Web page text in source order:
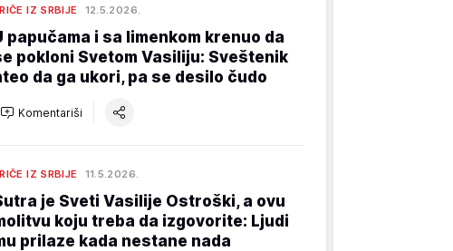
IZ SRBIJE 12.5.2026.
papučama i sa limenkom krenuo da
pokloni Svetom Vasiliju: Sveštenik
da ga ukori, pa se desilo čudo
Komentariši
IZ SRBIJE 11.5.2026.
je Sveti Vasilije Ostroški, a ovu
koju treba da izgovorite: Ljudi
prilaze kada nestane nada